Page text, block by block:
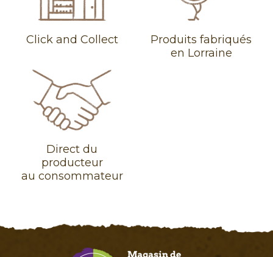
Click and Collect
Produits fabriqués
en Lorraine
Direct du
producteur
au consommateur